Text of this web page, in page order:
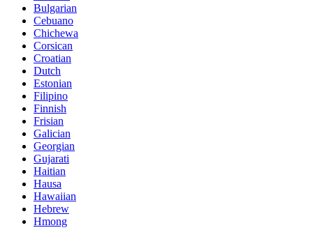
Bulgarian
Cebuano
Chichewa
Corsican
Croatian
Dutch
Estonian
Filipino
Finnish
Frisian
Galician
Georgian
Gujarati
Haitian
Hausa
Hawaiian
Hebrew
Hmong